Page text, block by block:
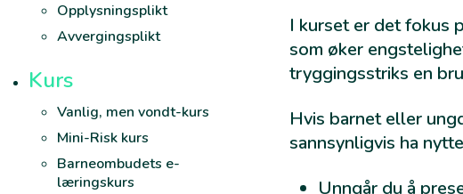
Opplysningsplikt
Avvergingsplikt
Kurs
Vanlig, men vondt-kurs
Mini-Risk kurs
Barneombudets e-
læringskurs
I kurset er det fokus
som øker
tryggingsstriks en
Hvis barnet eller
sannsynligvis ha
Unngår du å